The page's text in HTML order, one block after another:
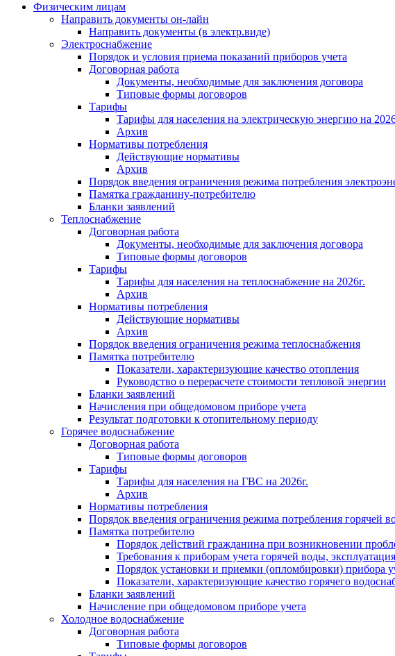
Физическим лицам
Направить документы он-лайн
Направить документы (в электр.виде)
Электроснабжение
Порядок и условия приема показаний приборов учета
Договорная работа
Документы, необходимые для заключения договора
Типовые формы договоров
Тарифы
Тарифы для населения на электрическую энергию на
Архив
Нормативы потребления
Действующие нормативы
Архив
Порядок введения ограничения режима потребления
Памятка гражданину-потребителю
Бланки заявлений
Теплоснабжение
Договорная работа
Документы, необходимые для заключения договора
Типовые формы договоров
Тарифы
Тарифы для населения на теплоснабжение на 2026г.
Архив
Нормативы потребления
Действующие нормативы
Архив
Порядок введения ограничения режима теплоснабжения
Памятка потребителю
Показатели, характеризующие качество отопления
Руководство о перерасчете стоимости тепловой энергии
Бланки заявлений
Начисления при общедомовом приборе учета
Результат подготовки к отопительному периоду
Горячее водоснабжение
Договорная работа
Типовые формы договоров
Тарифы
Тарифы для населения на ГВС на 2026г.
Архив
Нормативы потребления
Порядок введения ограничения режима потребления горячей
Памятка потребителю
Порядок действий гражданина при возникновении
Требования к приборам учета горячей воды,
Порядок установки и приемки (опломбировки) прибора
Показатели, характеризующие качество горячего
Бланки заявлений
Начисление при общедомовом приборе учета
Холодное водоснабжение
Договорная работа
Типовые формы договоров